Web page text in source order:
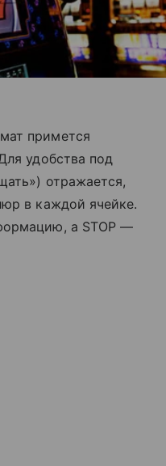
примется
удобства под
отражается,
в каждой ячейке.
а STOP —